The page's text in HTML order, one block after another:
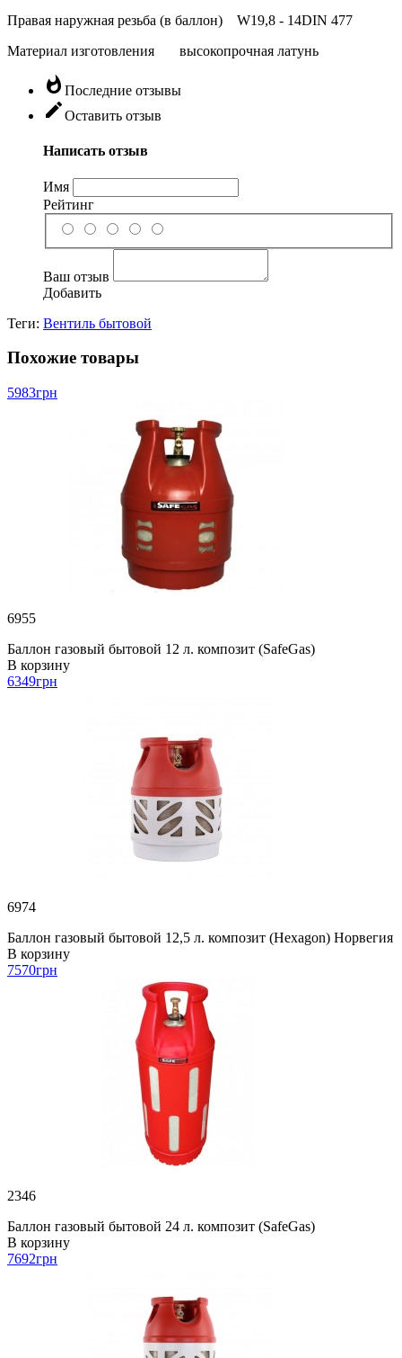
Правая наружная резьба (в баллон)
W19,8 - 14DIN 477
Материал изготовления
высокопрочная латунь
whatshot Последние отзывы
editОставить отзыв
Написать отзыв
Имя
Рейтинг
Ваш отзыв
Добавить
Теги: Вентиль бытовой
Похожие товары
5983грн
6955
Баллон газовый бытовой 12 л. композит (SafeGas)
В корзину
6349грн
6974
Баллон газовый бытовой 12,5 л. композит (Hexagon) Норвегия
В корзину
7570грн
2346
Баллон газовый бытовой 24 л. композит (SafeGas)
В корзину
7692грн